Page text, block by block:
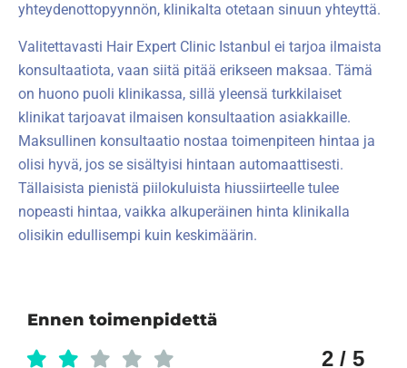
yhteydenottopyynnön, klinikalta otetaan sinuun yhteyttä.
Valitettavasti Hair Expert Clinic Istanbul ei tarjoa ilmaista
konsultaatiota, vaan siitä pitää erikseen maksaa. Tämä
on huono puoli klinikassa, sillä yleensä turkkilaiset
klinikat tarjoavat ilmaisen konsultaation asiakkaille.
Maksullinen konsultaatio nostaa toimenpiteen hintaa ja
olisi hyvä, jos se sisältyisi hintaan automaattisesti.
Tällaisista pienistä piilokuluista hiussiirteelle tulee
nopeasti hintaa, vaikka alkuperäinen hinta klinikalla
olisikin edullisempi kuin keskimäärin.
Ennen toimenpidettä
2 / 5